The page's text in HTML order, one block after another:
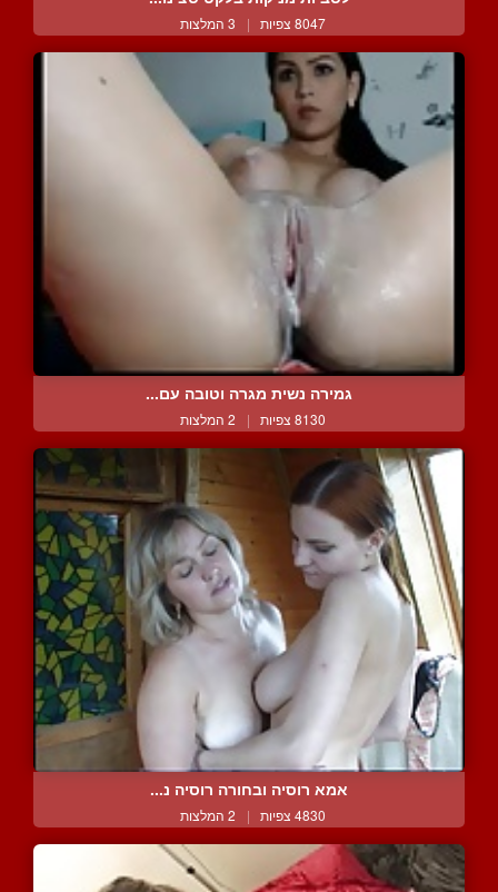
8047 צפיות | 3 המלצות
גמירה נשית מגרה וטובה עם...
8130 צפיות | 2 המלצות
אמא רוסיה ובחורה רוסיה נ...
4830 צפיות | 2 המלצות